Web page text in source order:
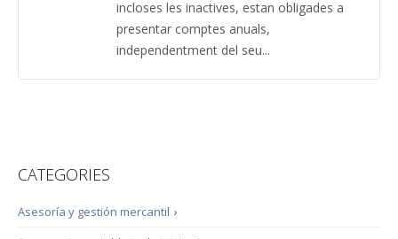
incloses les inactives, estan obligades a
presentar comptes anuals,
independentment del seu...
CATEGORIES
›
Asesoría y gestión mercantil